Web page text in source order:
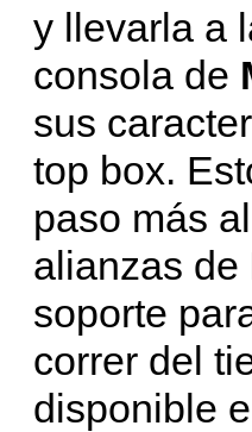
y llevarla a
consola de
sus
top box.
paso más
alianzas de
soporte
correr del
disponible